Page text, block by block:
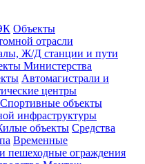
Объекты
отрасли
Ж/Д станции и пути
Министерства
Автомагистрали и
центры
Спортивные объекты
инфраструктуры
объекты Средства
Временные
пешеходные ограждения